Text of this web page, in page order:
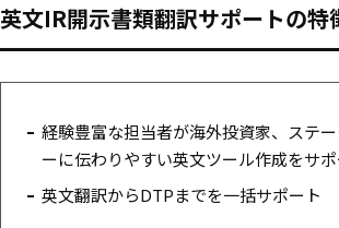
英文IR開示書類翻訳サポートの特
経験豊富な担当者が海外投資家、ステ
ーに伝わりやすい英文ツール作成をサ
英文翻訳からDTPまでを一括サポート